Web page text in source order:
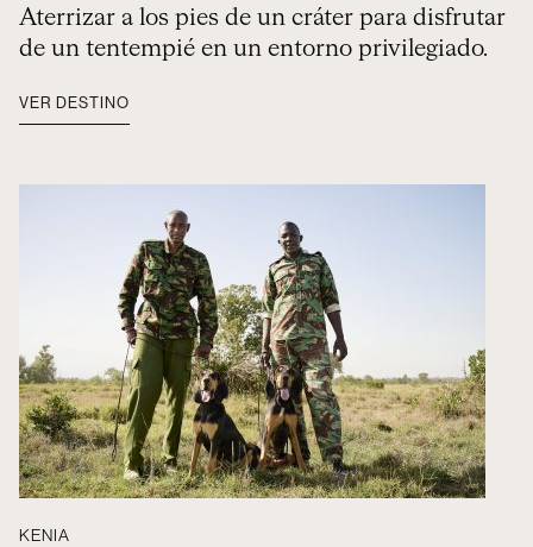
Aterrizar a los pies de un cráter para disfrutar
de un tentempié en un entorno privilegiado.
VER DESTINO
KENIA